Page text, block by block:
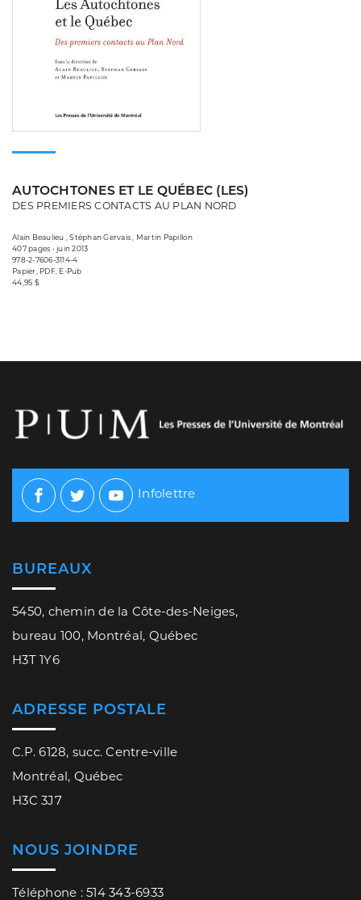
AUTOCHTONES ET LE QUÉBEC (LES)
DES PREMIERS CONTACTS AU PLAN NORD
Alain Beaulieu , Stéphan Gervais , Martin Papillon
407 pages • juin 2013
978-2-7606-3114-4
Papier, PDF, E-Pub
44,95 $
Facebook
TwitterYoutube
Infolettre
BUREAUX
5450, chemin de la Côte-des-Neiges,
bureau 100, Montréal, Québec
H3T 1Y6
ADRESSE POSTALE
C.P. 6128, succ. Centre-ville
Montréal, Québec
H3C 3J7
NOUS JOINDRE
Téléphone : 514 343-6933